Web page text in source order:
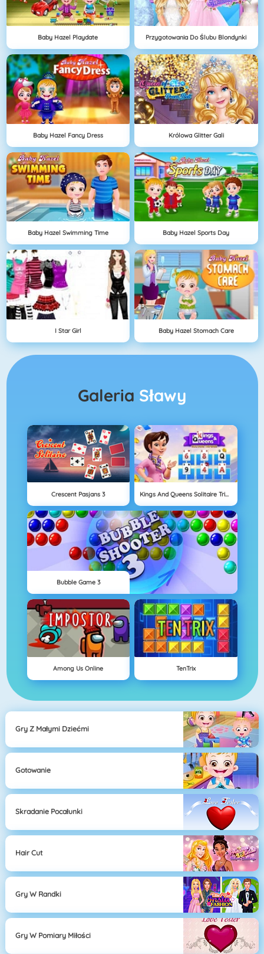
Baby Hazel Playdate Przygotowania Do Ślubu Blondynki
Baby Hazel Fancy Dress Królowa Glitter Gali
Baby Hazel Swimming Time Baby Hazel Sports Day
I Star Girl Baby Hazel Stomach Care
Galeria Sławy
Crescent Pasjans 3 Kings And Queens Solitaire Tripeaks
Bubble Game 3
Among Us Online TenTrix
Gry Z Małymi Dziećmi
Gotowanie
Skradanie Pocałunki
Hair Cut
Gry W Randki
Gry W Pomiary Miłości